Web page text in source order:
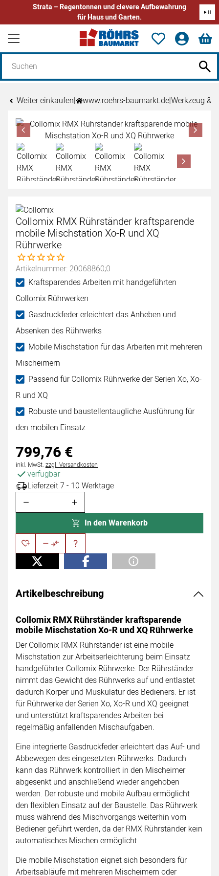
Strata – Regentonnen und clevere Aufbewahrung
für Haus und Garten.
Zum Hauptinhalt springen
Weiter einkaufen| www.roehrs-baumarkt.de|Werkzeug &
Produktgalerie
Zur Kaufbox springen
Collomix RMX Rührständer kraftsparende
mobile Mischstation Xo-R und XQ
Rührwerke
Noch keine Bewertungen abgegeben
Artikelnummer: 20068860;0
Kraftsparendes Arbeiten mit handgeführten
Collomix Rührwerken
Gasdruckfeder erleichtert das Anheben und
Absenken des Rührwerks
Mobile Mischstation für das Arbeiten mit mehreren
Mischeimern
Passend für Collomix Rührwerke der Serien Xo, Xo-
R und XQ
Robuste und baustellentaugliche Ausführung für
den mobilen Einsatz
799,76€
Steuerhinweis:
inkl. MwSt. zzgl. Versandkosten
verfügbar
Lieferzeit 7 - 10 Werktage
In den Warenkorb
Artikelbeschreibung
Collomix RMX Rührständer kraftsparende
mobile Mischstation Xo-R und XQ Rührwerke
Der Collomix RMX Rührständer ist eine mobile
Mischstation zur Arbeitserleichterung beim Einsatz
handgeführter Collomix Rührwerke. Der Rührständer
nimmt das Gewicht des Rührwerks auf und entlastet
dadurch Körper und Muskulatur des Bedieners. Er ist
für Rührwerke der Serien Xo, Xo-R und XQ geeignet
und unterstützt kraftsparendes Arbeiten bei
regelmäßig anfallenden Mischaufgaben.
Eine integrierte Gasdruckfeder erleichtert das Auf- und
Abbewegen des eingesetzten Rührwerks. Dadurch
kann das Rührwerk kontrolliert in den Mischeimer
abgesenkt und anschließend wieder angehoben
werden. Der robuste und mobile Aufbau ermöglicht
den flexiblen Einsatz auf der Baustelle. Das Rührwerk
muss während des Mischvorgangs weiterhin vom
Bediener geführt werden, da der RMX Rührständer kein
automatisches Mischen ermöglicht.
Die mobile Mischstation eignet sich besonders für
Arbeitsabläufe mit mehreren Mischeimern oder